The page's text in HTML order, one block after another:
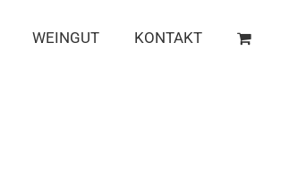
WEINGUT KONTAKT